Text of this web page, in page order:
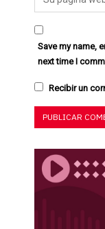
Save my name,
next time I
Recibir un